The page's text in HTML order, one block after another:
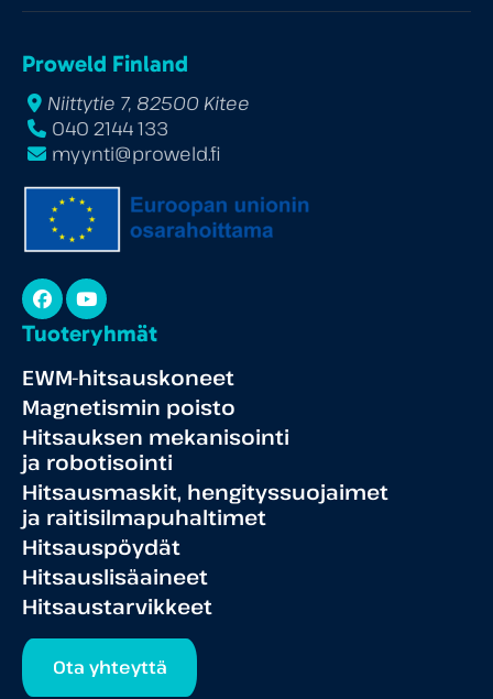
Proweld Finland
Niittytie 7, 82500 Kitee
040 2144 133
myynti@proweld.fi
Facebook
YouTube
Tuoteryhmät
EWM-hitsauskoneet
Magnetismin poisto
Hitsauksen mekanisointi
ja robotisointi
Hitsausmaskit, hengityssuojaimet
ja raitisilmapuhaltimet
Hitsauspöydät
Hitsauslisäaineet
Hitsaustarvikkeet
Ota yhteyttä